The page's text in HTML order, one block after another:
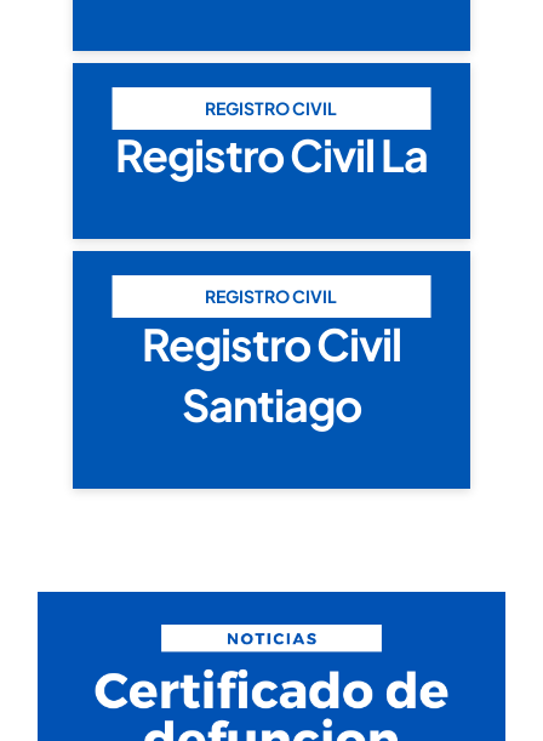
REGISTRO CIVIL
Registro Civil La
REGISTRO CIVIL
Registro Civil
Santiago